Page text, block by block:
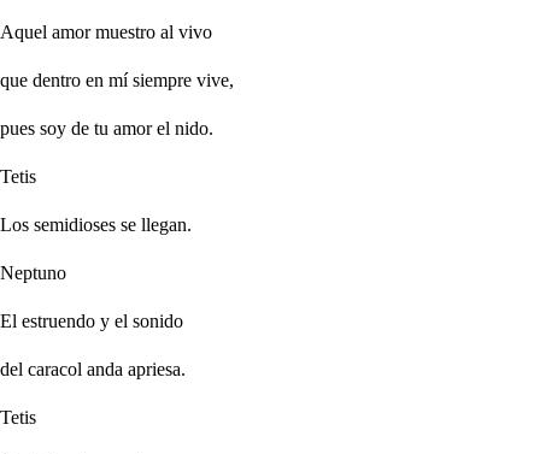
Aquel amor muestro al vivo
que dentro en mí siempre vive,
pues soy de tu amor el nido.
Tetis
Los semidioses se llegan.
Neptuno
El estruendo y el sonido
del caracol anda apriesa.
Tetis